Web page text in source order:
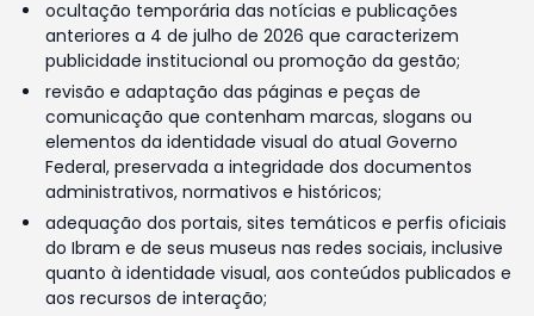
ocultação temporária das notícias e publicações
anteriores a 4 de julho de 2026 que caracterizem
publicidade institucional ou promoção da gestão;
revisão e adaptação das páginas e peças de
comunicação que contenham marcas, slogans ou
elementos da identidade visual do atual Governo
Federal, preservada a integridade dos documentos
administrativos, normativos e históricos;
adequação dos portais, sites temáticos e perfis oficiais
do Ibram e de seus museus nas redes sociais, inclusive
quanto à identidade visual, aos conteúdos publicados e
aos recursos de interação;